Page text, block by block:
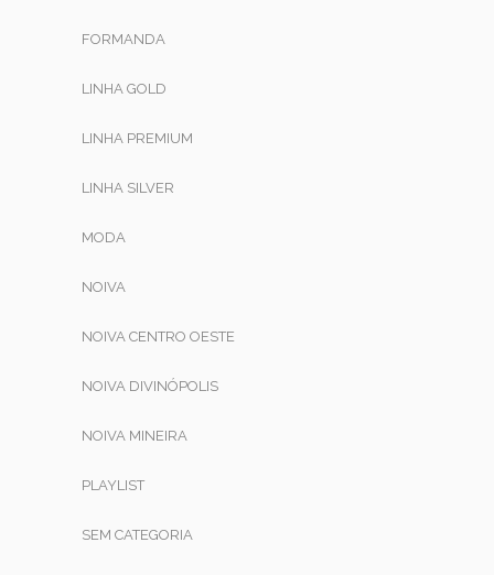
FORMANDA
LINHA GOLD
LINHA PREMIUM
LINHA SILVER
MODA
NOIVA
NOIVA CENTRO OESTE
NOIVA DIVINÓPOLIS
NOIVA MINEIRA
PLAYLIST
SEM CATEGORIA